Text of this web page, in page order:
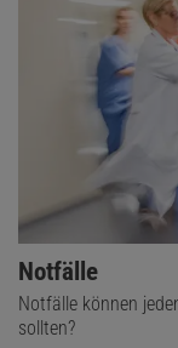
Notfälle
Notfälle können
sollten?